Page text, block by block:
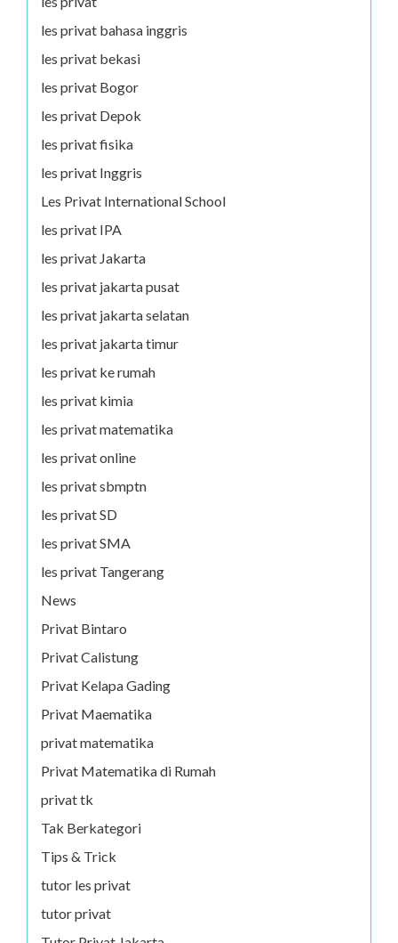
les privat bahasa inggris
les privat bekasi
les privat Bogor
les privat Depok
les privat fisika
les privat Inggris
Les Privat International School
les privat IPA
les privat Jakarta
les privat jakarta pusat
les privat jakarta selatan
les privat jakarta timur
les privat ke rumah
les privat kimia
les privat matematika
les privat online
les privat sbmptn
les privat SD
les privat SMA
les privat Tangerang
News
Privat Bintaro
Privat Calistung
Privat Kelapa Gading
Privat Maematika
privat matematika
Privat Matematika di Rumah
privat tk
Tak Berkategori
Tips & Trick
tutor les privat
tutor privat